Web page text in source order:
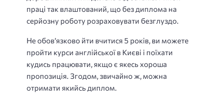
праці так влаштований, що без диплома на
серйозну роботу розраховувати безглуздо.
Не обов’язково йти вчитися 5 років, ви можете
пройти курси англійської в Києві і поїхати
кудись працювати, якщо є якесь хороша
пропозиція. Згодом, звичайно ж, можна
отримати якийсь диплом.